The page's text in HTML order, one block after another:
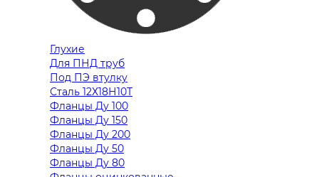
Глухие
Для ПНД труб
Под ПЭ втулку
Сталь 12Х18Н10Т
Фланцы Ду 100
Фланцы Ду 150
Фланцы Ду 200
Фланцы Ду 50
Фланцы Ду 80